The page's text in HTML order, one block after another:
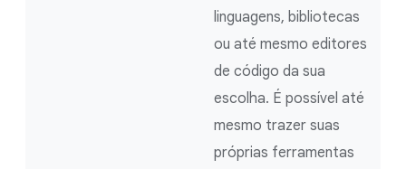
linguagens, bibliotecas
ou até mesmo editores
de código da sua
escolha. É possível até
mesmo trazer suas
próprias ferramentas